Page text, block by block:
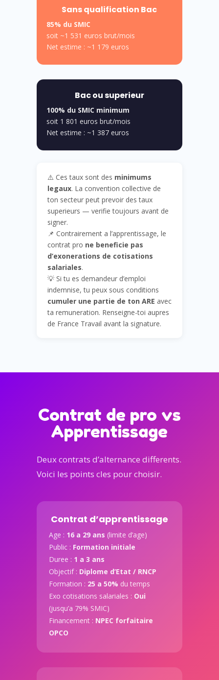
Sans qualification Bac
85% du SMIC
soit ~1 531 euros brut/mois
Net estime : ~1 179 euros
Bac ou superieur
100% du SMIC minimum
soit 1 801 euros brut/mois
Net estime : ~1 387 euros
⚠️ Ces taux sont des minimums
legaux. La convention collective de
ton secteur peut prevoir des taux
superieurs — verifie toujours avant de
signer.
📌 Contrairement a l’apprentissage, le
contrat pro ne beneficie pas
d’exonerations de cotisations
salariales.
💡 Si tu es demandeur d’emploi
indemnise, tu peux sous conditions
cumuler une partie de ton ARE avec
ta remuneration. Renseigne-toi aupres
de France Travail avant la signature.
Contrat de pro vs
Apprentissage
Deux contrats d’alternance differents.
Voici les points cles pour choisir.
Contrat d’apprentissage
Age : 16 a 29 ans (limite d’age)
Public : Formation initiale
Duree : 1 a 3 ans
Objectif : Diplome d’Etat / RNCP
Formation : 25 a 50% du temps
Exo cotisations salariales : Oui
(jusqu’a 79% SMIC)
Financement : NPEC forfaitaire
OPCO